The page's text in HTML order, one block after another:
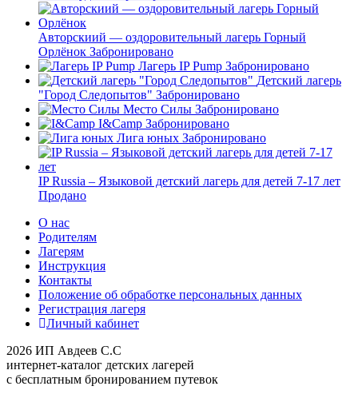
Авторскиий — оздоровительный лагерь Горный
Орлёнок Забронировано
Лагерь IP Pump Забронировано
Детский лагерь
"Город Следопытов" Забронировано
Место Силы Забронировано
I&Camp Забронировано
Лига юных Забронировано
IP Russia – Языковой детский лагерь для детей 7-17 лет
Продано
О нас
Родителям
Лагерям
Инструкция
Контакты
Положение об обработке персональных данных
Регистрация лагеря
Личный кабинет
2026 ИП Авдеев С.С
интернет-каталог детских лагерей
с бесплатным бронированием путевок